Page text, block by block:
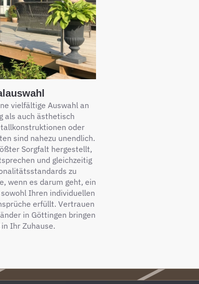
vielfältige Auswahl an
als auch ästhetisch
oder
sind nahezu unendlich.
Sorgfalt hergestellt,
und gleichzeitig
zu
wenn es darum geht, ein
Ihren individuellen
erfüllt. Vertrauen
in Göttingen bringen
Ihr Zuhause.